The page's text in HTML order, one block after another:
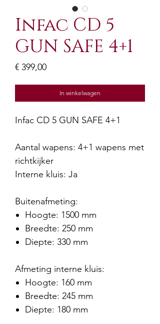
Infac CD 5
GUN SAFE 4+1
€ 399,00Prijs
In winkelwagen
Infac CD 5 GUN SAFE 4+1
Aantal wapens: 4+1 wapens met
richtkijker
Interne kluis: Ja
Buitenafmeting:
Hoogte: 1500 mm
Breedte: 250 mm
Diepte: 330 mm
Afmeting interne kluis:
Hoogte: 160 mm
Breedte: 245 mm
Diepte: 180 mm